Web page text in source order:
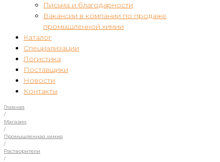
Письма и благодарности
Вакансии в компании по продаже
промышленной химии
Каталог
Специализации
Логистика
Поставщики
Новости
Контакты
Главная
/
Магазин
/
Промышленная химия
/
Растворители
/